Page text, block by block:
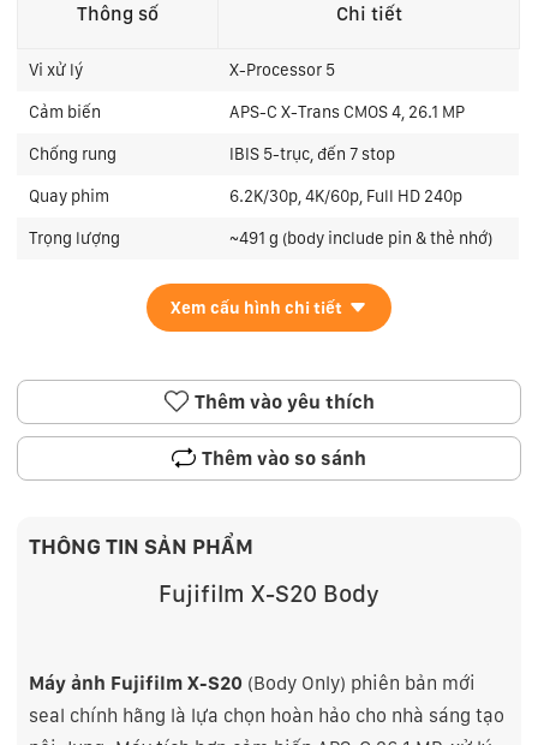
Thông số Chi tiết
Vi xử lý X-Processor 5
Cảm biến APS-C X-Trans CMOS 4, 26.1 MP
Chống rung IBIS 5-trục, đến 7 stop
Quay phim 6.2K/30p, 4K/60p, Full HD 240p
Trọng lượng ~491 g (body include pin & thẻ nhớ)
Xem cấu hình chi tiết
Thêm vào yêu thích
Thêm vào so sánh
THÔNG TIN SẢN PHẨM
Fujifilm X-S20 Body
Máy ảnh Fujifilm X-S20 (Body Only) phiên bản mới
seal chính hãng là lựa chọn hoàn hảo cho nhà sáng tạo